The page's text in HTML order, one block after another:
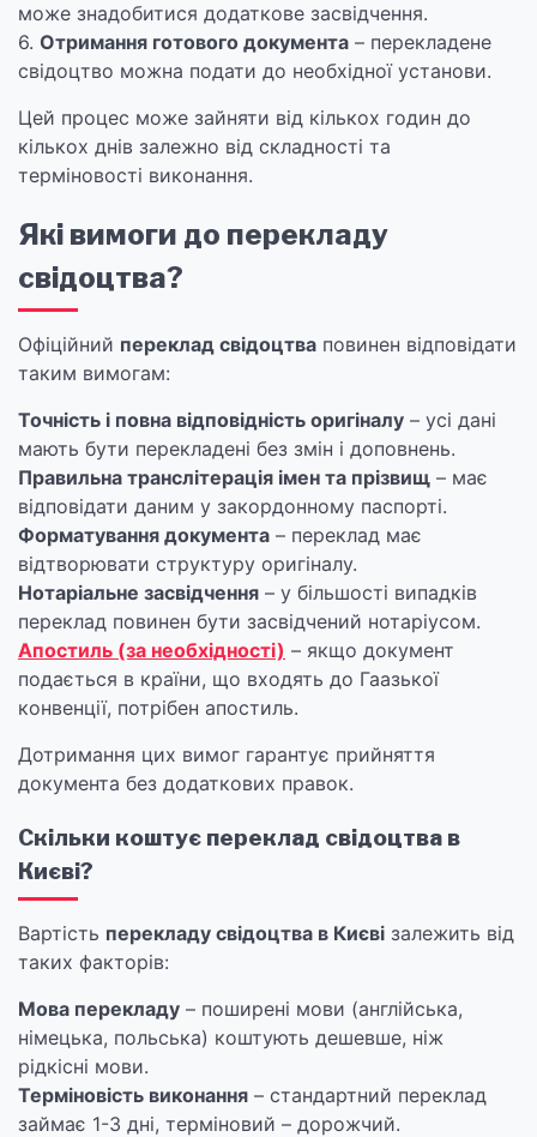
може знадобитися додаткове засвідчення.
6. Отримання готового документа – перекладене
свідоцтво можна подати до необхідної установи.
Цей процес може зайняти від кількох годин до
кількох днів залежно від складності та
терміновості виконання.
Які вимоги до перекладу
свідоцтва?
Офіційний переклад свідоцтва повинен відповідати
таким вимогам:
Точність і повна відповідність оригіналу – усі дані
мають бути перекладені без змін і доповнень.
Правильна транслітерація імен та прізвищ – має
відповідати даним у закордонному паспорті.
Форматування документа – переклад має
відтворювати структуру оригіналу.
Нотаріальне засвідчення – у більшості випадків
переклад повинен бути засвідчений нотаріусом.
Апостиль (за необхідності) – якщо документ
подається в країни, що входять до Гаазької
конвенції, потрібен апостиль.
Дотримання цих вимог гарантує прийняття
документа без додаткових правок.
Скільки коштує переклад свідоцтва в
Києві?
Вартість перекладу свідоцтва в Києві залежить від
таких факторів:
Мова перекладу – поширені мови (англійська,
німецька, польська) коштують дешевше, ніж
рідкісні мови.
Терміновість виконання – стандартний переклад
займає 1-3 дні, терміновий – дорожчий.